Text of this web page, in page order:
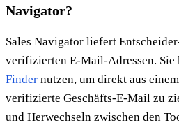
Navigator?
Sales Navigator liefert
verifizierten E-Mail-Adressen. Sie
Finder nutzen, um direkt aus
verifizierte Geschäfts-E-Mail zu
und Herwechseln zwischen den